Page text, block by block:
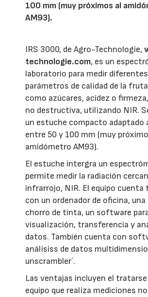
100 mm (muy próximos al
AM93).
IRS 3000, de Agro-Technologie,
technologie.com, es un
laboratorio para medir diferentes
parámetros de calidad de la
como azúcares, acidez o
no destructiva, utilizando NIR.
un estuche compacto adaptado
entre 50 y 100 mm (muy
amidómetro AM93).
El estuche intergra un
permite medir la radiación
infrarrojo, NIR. El equipo cuenta
con un ordenador de oficina, una
chorro de tinta, un software
visualización, transferencia y
datos. También cuenta con
análisiss de datos
unscrambler´.
Las ventajas incluyen el tratarse
equipo que realiza mediciones no